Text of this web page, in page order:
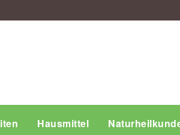
Hausmittel